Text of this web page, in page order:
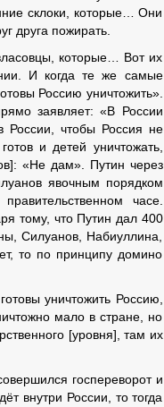
склоки, которые… Они
друга пожирать.
которые… Вот их
И когда те же самые
Россию уничтожить».
заявляет: «В России
России, чтобы Россия не
и детей уничтожать,
«Не дам». Путин через
явочным порядком
часе.
тому, что Путин дал 400
Силуанов, Набиуллина,
то по принципу домино
уничтожить Россию,
мало в стране, но
[уровня], там их
госпереворот и
внутри России, то тогда